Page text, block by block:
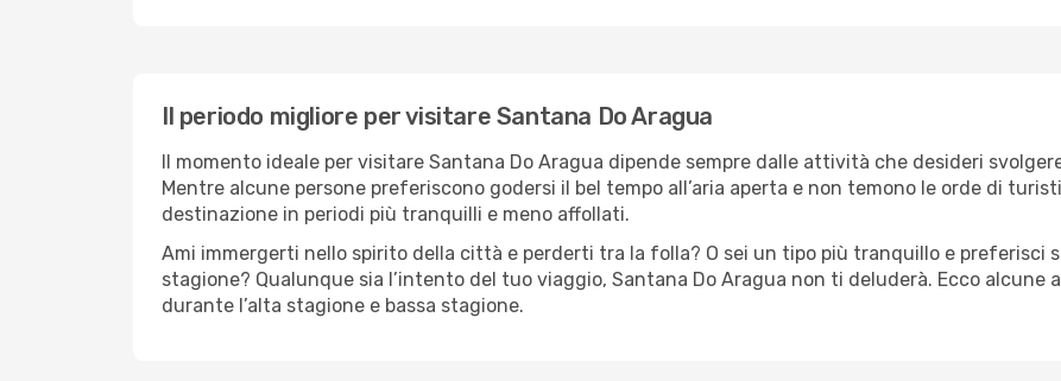
Il periodo migliore per visitare Santana Do Aragua
Il momento ideale per visitare Santana Do Aragua dipende sempre dalle attività che desideri
Mentre alcune persone preferiscono godersi il bel tempo all’aria aperta e non temono le orde di
destinazione in periodi più tranquilli e meno affollati.
Ami immergerti nello spirito della città e perderti tra la folla? O sei un tipo più tranquillo e preferisci
stagione? Qualunque sia l’intento del tuo viaggio, Santana Do Aragua non ti deluderà. Ecco alcune
durante l’alta stagione e bassa stagione.